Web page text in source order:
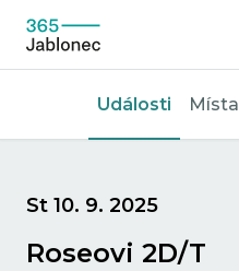
Události Místa
St 10. 9. 2025
Roseovi 2D/T